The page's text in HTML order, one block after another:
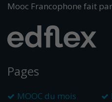
Mooc Francophone fait
Pages
MOOC du mois